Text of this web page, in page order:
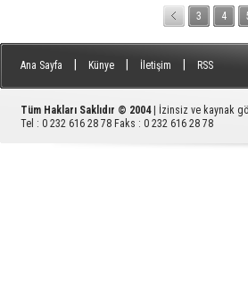
3 4
Ana Sayfa Künye İletişim RSS
Tüm Hakları Saklıdır © 2004
| İzinsiz ve kaynak
Tel : 0 232 616 28 78 Faks : 0 232 616 28 78